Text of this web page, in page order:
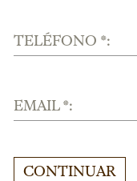
TELÉFONO *:
EMAIL *:
CONTINUAR